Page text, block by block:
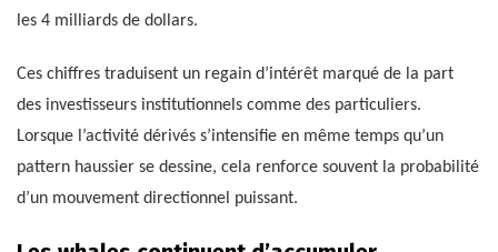
les 4 milliards de dollars.
Ces chiffres traduisent un regain d’intérêt marqué de la part
des investisseurs institutionnels comme des particuliers.
Lorsque l’activité dérivés s’intensifie en même temps qu’un
pattern haussier se dessine, cela renforce souvent la probabilité
d’un mouvement directionnel puissant.